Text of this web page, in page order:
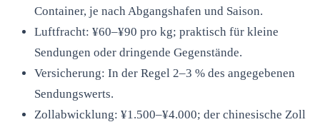
Container, je nach Abgangshafen und Saison.
Luftfracht: ¥60–¥90 pro kg; praktisch für kleine
Sendungen oder dringende Gegenstände.
Versicherung: In der Regel 2–3 % des angegebenen
Sendungswerts.
Zollabwicklung: ¥1.500–¥4.000; der chinesische Zoll